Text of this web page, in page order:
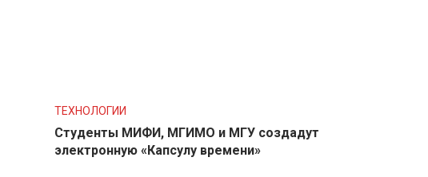
ТЕХНОЛОГИИ
Студенты МИФИ, МГИМО и МГУ создадут
электронную «Капсулу времени»